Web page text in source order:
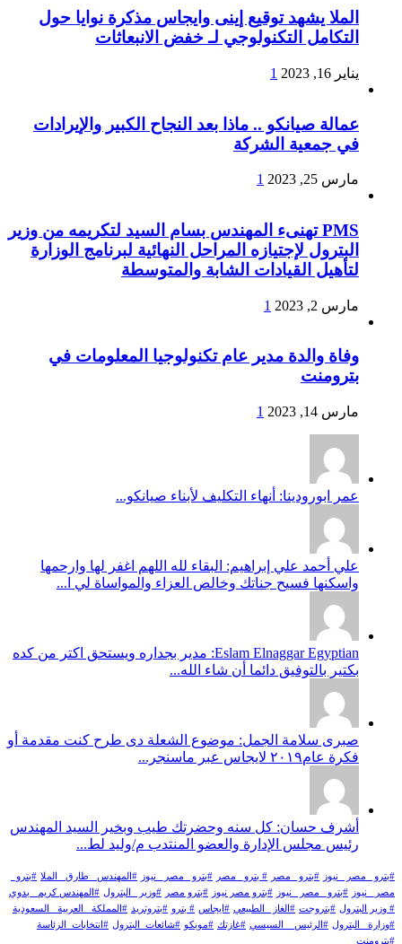
الملا يشهد توقيع إينى وايجاس مذكرة نوايا حول
التكامل التكنولوجي لـ خفض الانبعاثات
يناير 16, 2023 1
عمالة صيانكو .. ماذا بعد النجاح الكبير والإيرادات
في جمعية الشركة
مارس 25, 2023 1
PMS تهنىء المهندس بسام السيد لتكريمه من وزير
البترول لإجتيازه المراحل النهائية لبرنامج الوزارة
لتأهيل القيادات الشابة والمتوسطة
مارس 2, 2023 1
وفاة والدة مدير عام تكنولوجيا المعلومات في
بترومنت
مارس 14, 2023 1
عمر ابورودينا: أنهاء التكليف لأبناء صيانكو...
علي أحمد علي إبراهيم: البقاء لله اللهم اغفر لها وارحمها
واسكنها فسيح جناتك وخالص العزاء والمواساة لي ا...
Eslam Elnaggar Egyptian: مدير بجداره ويستحق اكتر من كده
بكتير بالتوفيق دائما أن شاء الله...
صبرى سلامة الجمل: موضوع الشعلة دى طرح كنت مقدمة أو
فكرة عام٢٠١٩ لايجاس عبر ماسنجر...
أشرف حسان: كل سنه وحضرتك طيب وبخير السيد المهندس
رئيس مجلس الإدارة والعضو المنتدب م/وليد لط...
#بترو _مصر _نيوز #بترو _مصر # بترو_ مصر #بترو _مصر_ نيوز #المهندس _طارق _الملا #بترو_
مصر_ نيوز
#بترو_ مصر _نيوز #بترو مصر نيوز #بترو مصر #وزير _البترول #المهندس كريم_ بدوي
# وزير البترول #بتروجت #الغاز _الطبيعي #ايجاس # بترو #بتروتريد #المملكة _العربية _السعودية
#وزارة _البترول #الرئيس _ السيسي #غازتك #موبكو #شائعات_البترول #انتخابات_الرئاسة
#بترومنت